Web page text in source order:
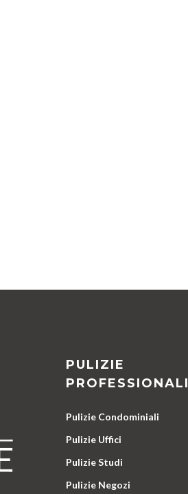
PULIZIE
PROFESSIONALI
Pulizie Condominiali
Pulizie Uffici
Pulizie Studi
Pulizie Negozi